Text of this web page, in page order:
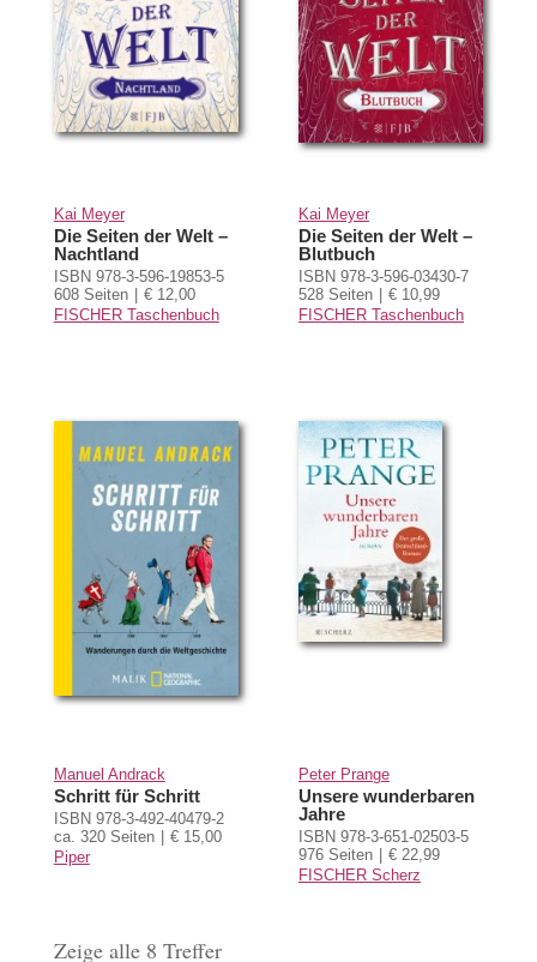
Kai Meyer
Die Seiten der Welt –
Nachtland
ISBN 978-3-596-19853-5
608 Seiten
€ 12,00
FISCHER Taschenbuch
Kai Meyer
Die Seiten der Welt –
Blutbuch
ISBN 978-3-596-03430-7
528 Seiten
€ 10,99
FISCHER Taschenbuch
Manuel Andrack
Schritt für Schritt
ISBN 978-3-492-40479-2
ca. 320 Seiten
€ 15,00
Piper
Peter Prange
Unsere wunderbaren
Jahre
ISBN 978-3-651-02503-5
976 Seiten
€ 22,99
FISCHER Scherz
Zeige alle 8 Treffer